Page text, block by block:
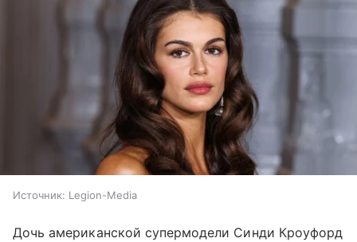
Источник: Legion-Media
Дочь американской супермодели Синди Кроуфорд